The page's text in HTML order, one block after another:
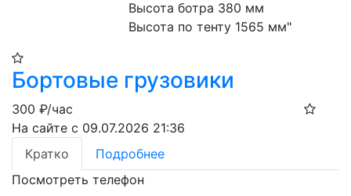
Высота ботра 380 мм
Высота по тенту 1565 мм"
Бортовые грузовики
300 ₽/час
На сайте с 09.07.2026 21:36
Кратко
Подробнее
Посмотреть телефон